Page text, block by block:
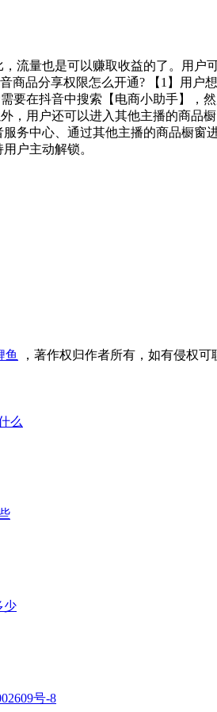
流量也是可以赚取收益的了。用
商品分享权限怎么开通? 【1】用
要在抖音中搜索【电商小助手】
，用户还可以进入其他主播的商品
务中心、通过其他主播的商品橱
户主动解锁。
鱼 ，著作权归作者所有，如有侵权可
么
少
号-8